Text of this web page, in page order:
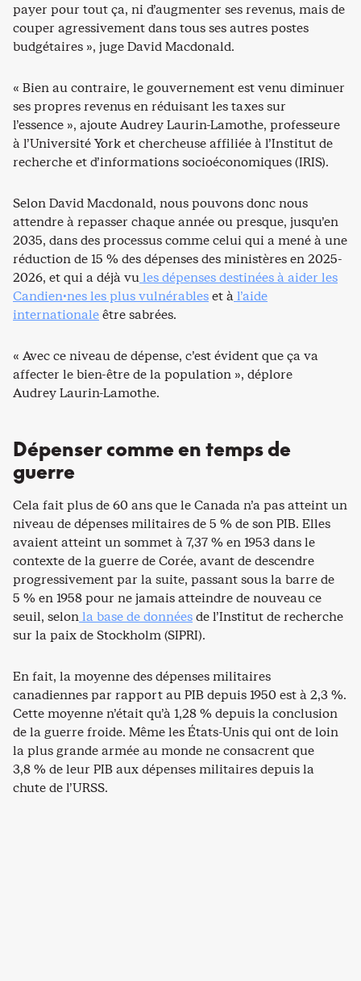
payer pour tout ça, ni d’augmenter ses revenus, mais de
couper agressivement dans tous ses autres postes
budgétaires », juge David Macdonald.
« Bien au contraire, le gouvernement est venu diminuer
ses propres revenus en réduisant les taxes sur
l’essence », ajoute Audrey Laurin-Lamothe, professeure
à l’Université York et chercheuse affiliée à l’Institut de
recherche et d’informations socioéconomiques (IRIS).
Selon David Macdonald, nous pouvons donc nous
attendre à repasser chaque année ou presque, jusqu’en
2035, dans des processus comme celui qui a mené à une
réduction de 15 % des dépenses des ministères en 2025-
2026, et qui a déjà vules dépenses destinées à aider les
Candien·nes les plus vulnérableset àl’aide
internationaleêtre sabrées.
« Avec ce niveau de dépense, c’est évident que ça va
affecter le bien-être de la population », déplore
Audrey Laurin-Lamothe.
Dépenser comme en temps de
guerre
Cela fait plus de 60 ans que le Canada n’a pas atteint un
niveau de dépenses militaires de 5 % de son PIB. Elles
avaient atteint un sommet à 7,37 % en 1953 dans le
contexte de la guerre de Corée, avant de descendre
progressivement par la suite, passant sous la barre de
5 % en 1958 pour ne jamais atteindre de nouveau ce
seuil, selonla base de donnéesde l’Institut de recherche
sur la paix de Stockholm (SIPRI).
En fait, la moyenne des dépenses militaires
canadiennes par rapport au PIB depuis 1950 est à 2,3 %.
Cette moyenne n’était qu’à 1,28 % depuis la conclusion
de la guerre froide. Même les États-Unis qui ont de loin
la plus grande armée au monde ne consacrent que
3,8 % de leur PIB aux dépenses militaires depuis la
chute de l’URSS.